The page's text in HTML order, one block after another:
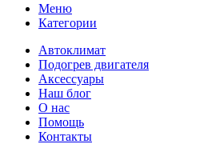
Меню
Категории
Автоклимат
Подогрев двигателя
Аксессуары
Наш блог
О нас
Помощь
Контакты